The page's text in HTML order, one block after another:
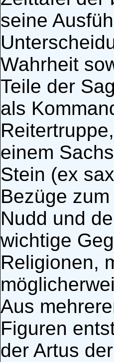
seine
Wahrheit
Teile der
als
einem
Stein (ex
Bezüge
Nudd und
wichtige
Religionen,
Aus
Figuren
der Artus